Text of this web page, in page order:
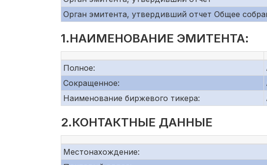
Орган эмитента, утвердивший отчет Общее
1.НАИМЕНОВАНИЕ ЭМИТЕНТА:
Полное:
Сокращенное:
Наименование биржевого тикера:
2.КОНТАКТНЫЕ ДАННЫЕ
Местонахождение: